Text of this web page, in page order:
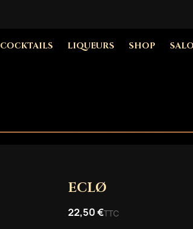
COCKTAILS LIQUEURS SHOP
ECLØ
22,50 €TTC